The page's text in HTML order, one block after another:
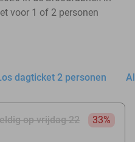
voor 1 of 2 personen
dagticket 2 personen
op vrijdag 22
33%